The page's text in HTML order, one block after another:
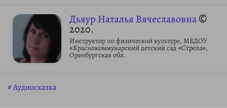
Дьяур Наталья Вячеславовна©
2020.
Инструктор по физической культуре, МБДОУ
«Краснокоммунарский детский сад «Стрела»,
Оренбургская обл.
Аудиосказка